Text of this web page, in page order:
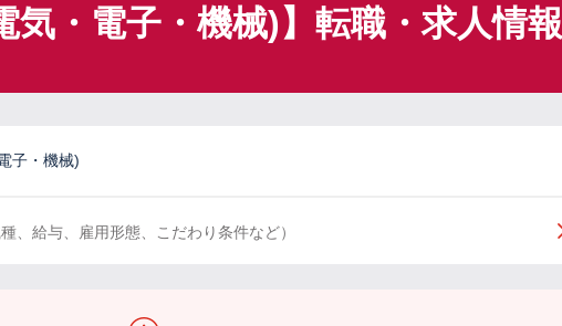
気・電子・機械)】転職・求人情報
子・機械)
種、給与、雇用形態、こだわり条件など）